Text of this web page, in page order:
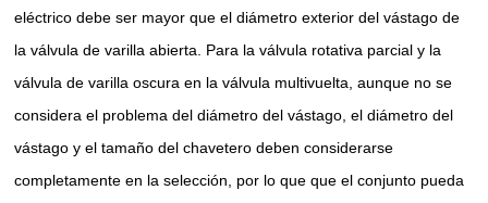
eléctrico debe ser mayor que el diámetro exterior del vástago de
la válvula de varilla abierta. Para la válvula rotativa parcial y la
válvula de varilla oscura en la válvula multivuelta, aunque no se
considera el problema del diámetro del vástago, el diámetro del
vástago y el tamaño del chavetero deben considerarse
completamente en la selección, por lo que que el conjunto pueda